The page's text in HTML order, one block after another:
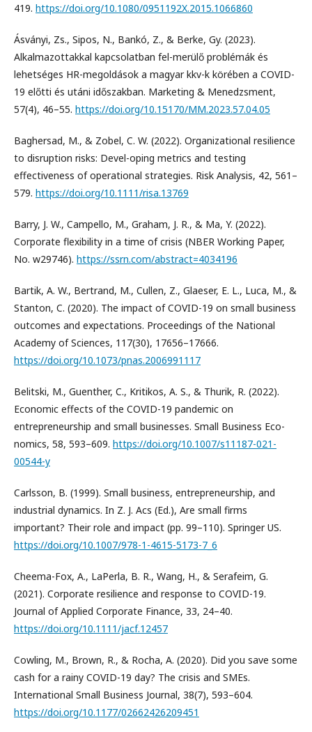
419. https://doi.org/10.1080/0951192X.2015.1066860
Ásványi, Zs., Sipos, N., Bankó, Z., & Berke, Gy. (2023).
Alkalmazottakkal kapcsolatban fel-merülő problémák és
lehetséges HR-megoldások a magyar kkv-k körében a COVID-
19 előtti és utáni időszakban. Marketing & Menedzsment,
57(4), 46–55. https://doi.org/10.15170/MM.2023.57.04.05
Baghersad, M., & Zobel, C. W. (2022). Organizational resilience
to disruption risks: Devel-oping metrics and testing
effectiveness of operational strategies. Risk Analysis, 42, 561–
579. https://doi.org/10.1111/risa.13769
Barry, J. W., Campello, M., Graham, J. R., & Ma, Y. (2022).
Corporate flexibility in a time of crisis (NBER Working Paper,
No. w29746). https://ssrn.com/abstract=4034196
Bartik, A. W., Bertrand, M., Cullen, Z., Glaeser, E. L., Luca, M., &
Stanton, C. (2020). The impact of COVID-19 on small business
outcomes and expectations. Proceedings of the National
Academy of Sciences, 117(30), 17656–17666.
https://doi.org/10.1073/pnas.2006991117
Belitski, M., Guenther, C., Kritikos, A. S., & Thurik, R. (2022).
Economic effects of the COVID-19 pandemic on
entrepreneurship and small businesses. Small Business Eco-
nomics, 58, 593–609. https://doi.org/10.1007/s11187-021-
00544-y
Carlsson, B. (1999). Small business, entrepreneurship, and
industrial dynamics. In Z. J. Acs (Ed.), Are small firms
important? Their role and impact (pp. 99–110). Springer US.
https://doi.org/10.1007/978-1-4615-5173-7_6
Cheema-Fox, A., LaPerla, B. R., Wang, H., & Serafeim, G.
(2021). Corporate resilience and response to COVID-19.
Journal of Applied Corporate Finance, 33, 24–40.
https://doi.org/10.1111/jacf.12457
Cowling, M., Brown, R., & Rocha, A. (2020). Did you save some
cash for a rainy COVID-19 day? The crisis and SMEs.
International Small Business Journal, 38(7), 593–604.
https://doi.org/10.1177/02662426209451